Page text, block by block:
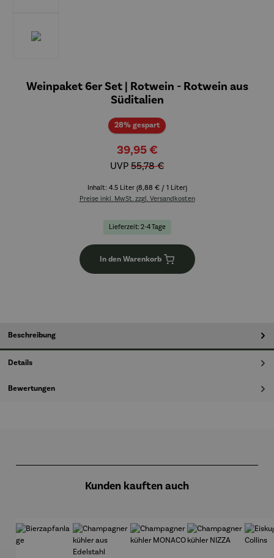
Weinpaket 6er Set | Rotwein - Rotwein aus
Süditalien
28% gespartRabatt
39,95 €
UVP 55,78 €
Inhalt: 4.5 Liter (8,88 € / 1 Liter)
Preise inkl. MwSt. zzgl. Versandkosten
Lieferzeit: 2-4 Tage
In den Warenkorb
Beschreibung
Details
Bewertungen
Kunden kauften auch